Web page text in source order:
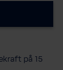
på 15